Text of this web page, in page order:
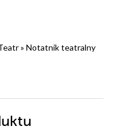
» Notatnik teatralny